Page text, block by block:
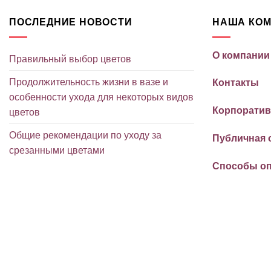
ПОСЛЕДНИЕ НОВОСТИ
Правильный выбор цветов
Продолжительность жизни в вазе и
особенности ухода для некоторых видов
цветов
Общие рекомендации по уходу за
срезанными цветами
НАША
О компании
Контакты
Публичная
Способы